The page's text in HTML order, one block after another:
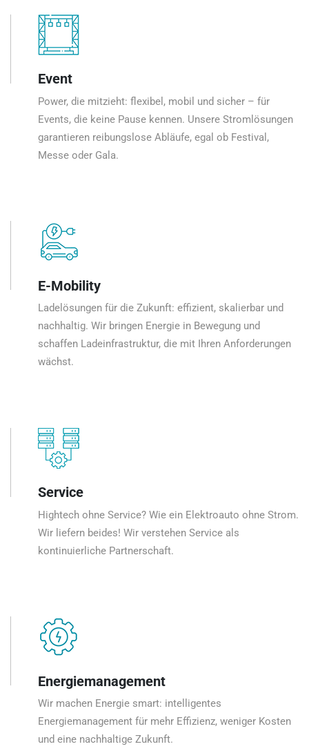
Event
Power, die mitzieht: flexibel, mobil und sicher – für
Events, die keine Pause kennen. Unsere Stromlösungen
garantieren reibungslose Abläufe, egal ob Festival,
Messe oder Gala.
E-Mobility
Ladelösungen für die Zukunft: effizient, skalierbar und
nachhaltig. Wir bringen Energie in Bewegung und
schaffen Ladeinfrastruktur, die mit Ihren Anforderungen
wächst.
Service
Hightech ohne Service? Wie ein Elektroauto ohne Strom.
Wir liefern beides! Wir verstehen Service als
kontinuierliche Partnerschaft.
Energiemanagement
Wir machen Energie smart: intelligentes
Energiemanagement für mehr Effizienz, weniger Kosten
und eine nachhaltige Zukunft.